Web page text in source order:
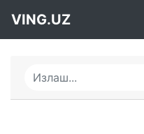
VING.UZ